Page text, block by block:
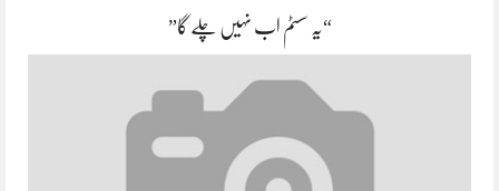
“یہ سسٹم اب نہیں چلے گا”